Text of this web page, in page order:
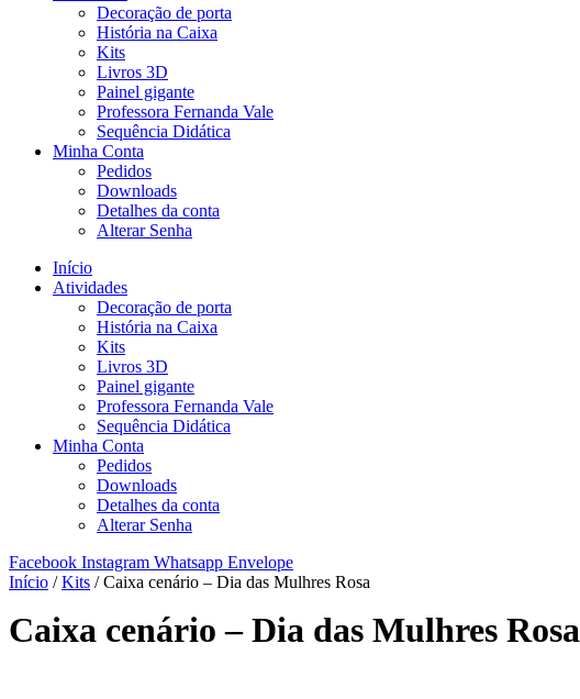
Decoração de porta
História na Caixa
Kits
Livros 3D
Painel gigante
Professora Fernanda Vale
Sequência Didática
Minha Conta
Pedidos
Downloads
Detalhes da conta
Alterar Senha
Início
Atividades
Decoração de porta
História na Caixa
Kits
Livros 3D
Painel gigante
Professora Fernanda Vale
Sequência Didática
Minha Conta
Pedidos
Downloads
Detalhes da conta
Alterar Senha
Facebook Instagram Whatsapp Envelope
Início /Kits / Caixa cenário – Dia das Mulhres Rosa
Caixa cenário – Dia das Mulhres Rosa